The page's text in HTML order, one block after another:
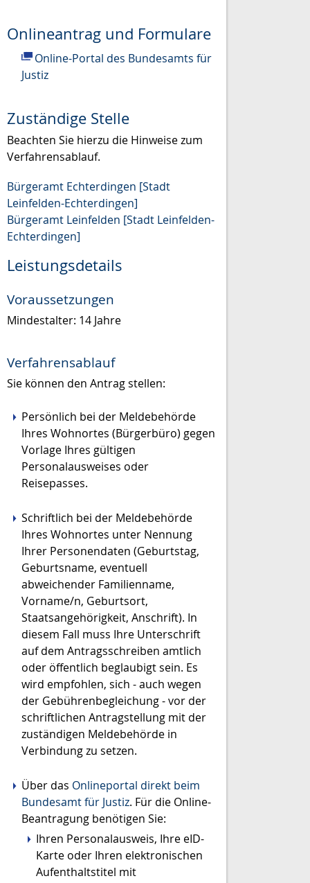
Onlineantrag und Formulare
Online-Portal des Bundesamts für
Justiz
Zuständige Stelle
Beachten Sie hierzu die Hinweise zum
Verfahrensablauf.
Bürgeramt Echterdingen [Stadt
Leinfelden-Echterdingen]
Bürgeramt Leinfelden [Stadt Leinfelden-
Echterdingen]
Leistungsdetails
Voraussetzungen
Mindestalter: 14 Jahre
Verfahrensablauf
Sie können den Antrag stellen:
Persönlich bei der Meldebehörde
Ihres Wohnortes (Bürgerbüro) gegen
Vorlage Ihres gültigen
Personalausweises oder
Reisepasses.
Schriftlich bei der Meldebehörde
Ihres Wohnortes unter Nennung
Ihrer Personendaten (Geburtstag,
Geburtsname, eventuell
abweichender Familienname,
Vorname/n, Geburtsort,
Staatsangehörigkeit, Anschrift). In
diesem Fall muss Ihre Unterschrift
auf dem Antragsschreiben amtlich
oder öffentlich beglaubigt sein. Es
wird empfohlen, sich - auch wegen
der Gebührenbegleichung - vor der
schriftlichen Antragstellung mit der
zuständigen Meldebehörde in
Verbindung zu setzen.
Über das Onlineportal direkt beim
Bundesamt für Justiz. Für die Online-
Beantragung benötigen Sie:
Ihren Personalausweis, Ihre eID-
Karte oder Ihren elektronischen
Aufenthaltstitel mit